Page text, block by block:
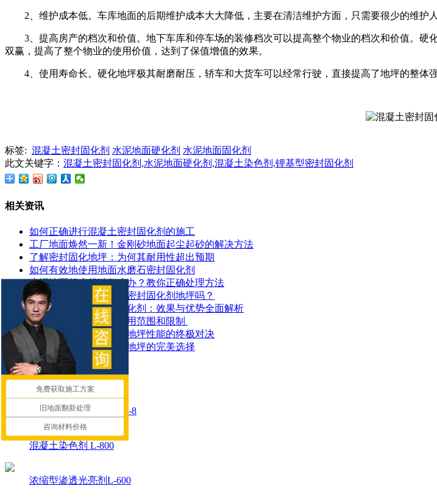
2、维护成本低。车库地面的后期维护成本大大降低，主要在清洁维护方面，只需要很少的维护人
3、提高房产的档次和价值。地下车库和停车场的装修档次可以提高整个物业的档次和价值。
双赢，提高了整个物业的使用价值，达到了保值增值的效果。
4、使用寿命长。硬化地坪极其耐磨耐压，轿车和大货车可以经常行驶，直接提高了地坪的整体
标签: 混凝土密封固化剂 水泥地面硬化剂 水泥地面固化剂
此文关键字： 混凝土密封固化剂,水泥地面硬化剂,混凝土染色剂,锂基型密封固化剂
相关资讯
如何正确进行混凝土密封固化剂的施工
工厂地面焕然一新！金刚砂地面起尘起砂的解决方法
了解密封固化地坪：为何其耐用性超出预期
如何有效地使用地面水磨石密封固化剂
水泥地面起皮起砂怎么办？教你正确处理方法
地面潮湿可以做混凝土密封固化剂地坪吗？
探索锂基混凝土密封固化剂：效果与优势全面解析
​混凝土密封固化剂的应用范围和限制 ​
混凝土染色地坪与环氧地坪性能的终极对决
让停车场更耐用：固化地坪的完美选择
推荐产品
混凝土密封固化剂 LTK-8
混凝土染色剂 L-800
浓缩型渗透光亮剂L-600
免费获取施工方案
旧地面翻新处理
咨询材料价格